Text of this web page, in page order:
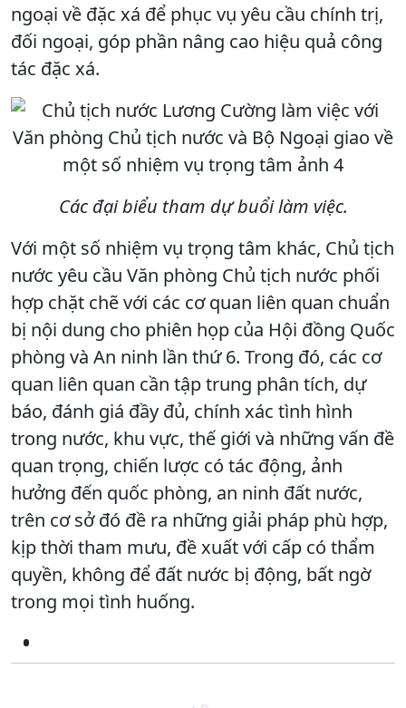
ngoại về đặc xá để phục vụ yêu cầu chính trị,
đối ngoại, góp phần nâng cao hiệu quả công
tác đặc xá.
Các đại biểu tham dự buổi làm việc.
Với một số nhiệm vụ trọng tâm khác, Chủ tịch
nước yêu cầu Văn phòng Chủ tịch nước phối
hợp chặt chẽ với các cơ quan liên quan chuẩn
bị nội dung cho phiên họp của Hội đồng Quốc
phòng và An ninh lần thứ 6. Trong đó, các cơ
quan liên quan cần tập trung phân tích, dự
báo, đánh giá đầy đủ, chính xác tình hình
trong nước, khu vực, thế giới và những vấn đề
quan trọng, chiến lược có tác động, ảnh
hưởng đến quốc phòng, an ninh đất nước,
trên cơ sở đó đề ra những giải pháp phù hợp,
kịp thời tham mưu, đề xuất với cấp có thẩm
quyền, không để đất nước bị động, bất ngờ
trong mọi tình huống.